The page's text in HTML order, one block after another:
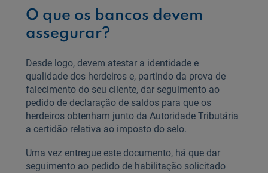
O que os bancos devem
assegurar?
Desde logo, devem atestar a identidade e
qualidade dos herdeiros e, partindo da prova de
falecimento do seu cliente, dar seguimento ao
pedido de declaração de saldos para que os
herdeiros obtenham junto da Autoridade Tributária
a certidão relativa ao imposto do selo.
Uma vez entregue este documento, há que dar
seguimento ao pedido de habilitação solicitado